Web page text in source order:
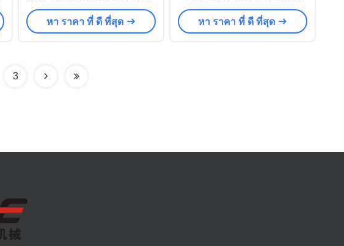
ป่วยสูท CE / ISO9001
หา ราคา ที่ ดี ที่สุด
เครื่องทอผ้าไม่ทอเข็มเจาะสายการ
ผลิต
หา ราคา ที่ ดี ที่สุด
3